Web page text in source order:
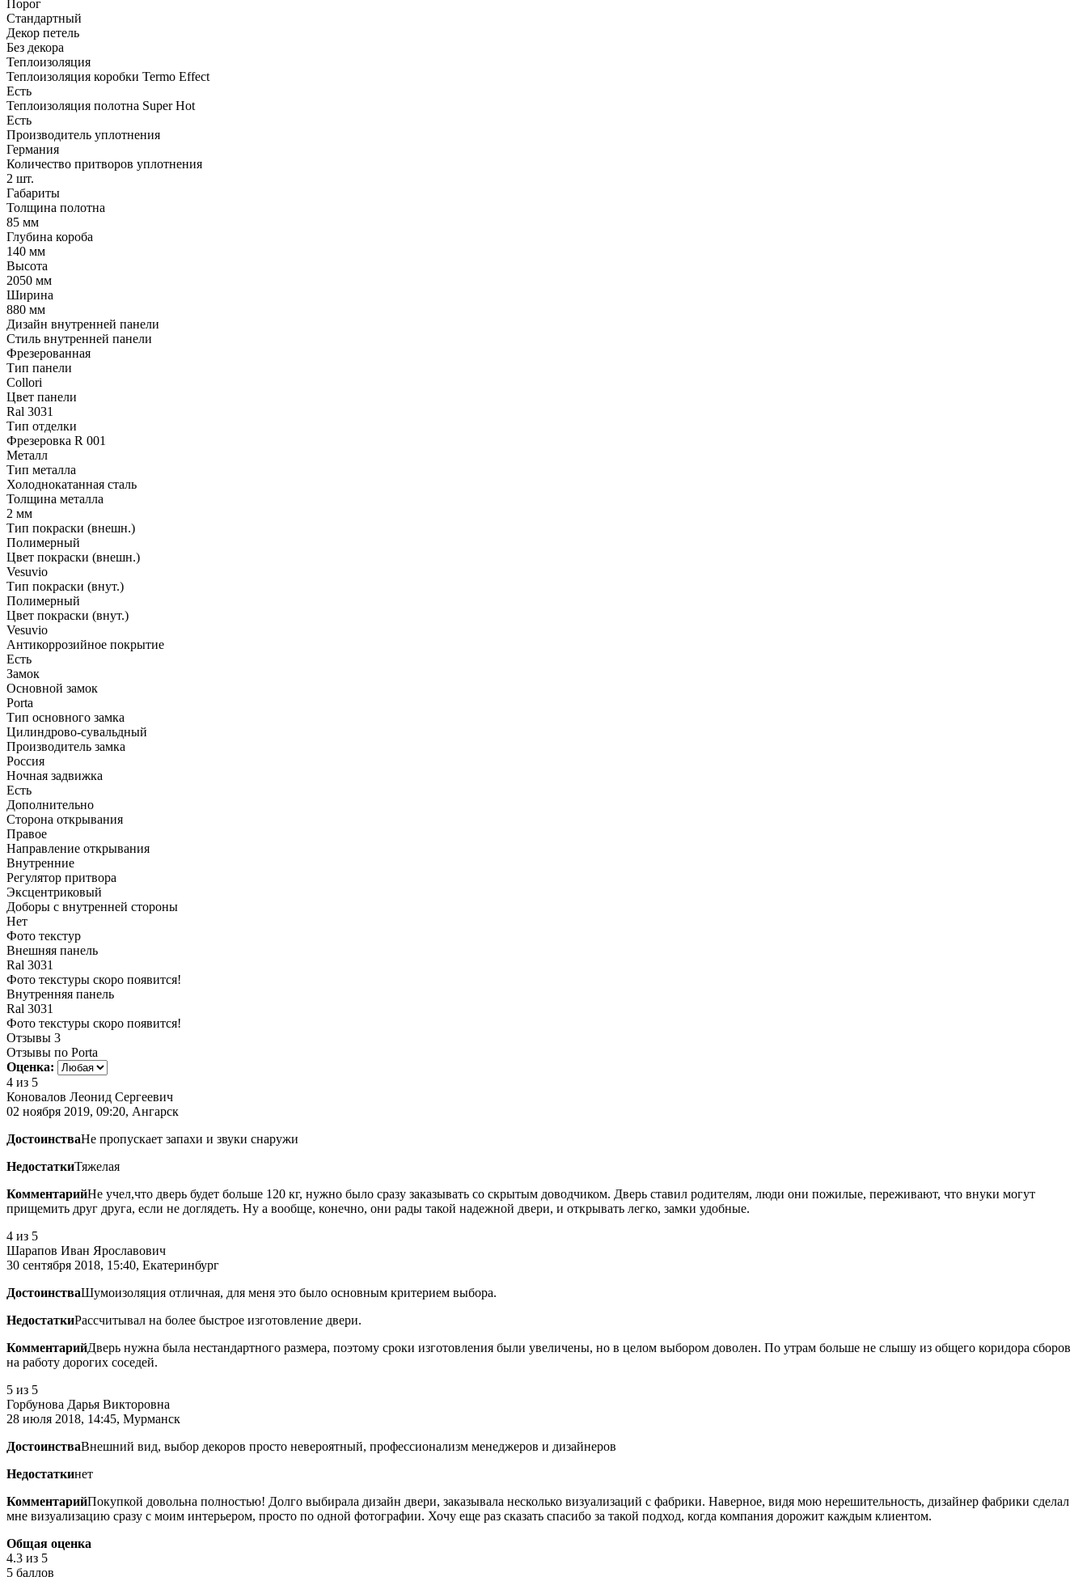
Порог
Стандартный
Декор петель
Без декора
Теплоизоляция
Теплоизоляция коробки Termo Effect
Есть
Теплоизоляция полотна Super Нot
Есть
Производитель уплотнения
Германия
Количество притворов уплотнения
2 шт.
Габариты
Толщина полотна
85 мм
Глубина короба
140 мм
Высота
2050 мм
Ширина
880 мм
Дизайн внутренней панели
Стиль внутренней панели
Фрезерованная
Тип панели
Collori
Цвет панели
Ral 3031
Тип отделки
Фрезеровка R 001
Металл
Тип металла
Холоднокатанная сталь
Толщина металла
2 мм
Тип покраски (внешн.)
Полимерный
Цвет покраски (внешн.)
Vesuvio
Тип покраски (внут.)
Полимерный
Цвет покраски (внут.)
Vesuvio
Антикоррозийное покрытие
Есть
Замок
Основной замок
Porta
Тип основного замка
Цилиндрово-сувальдный
Производитель замка
Россия
Ночная задвижка
Есть
Дополнительно
Сторона открывания
Правое
Направление открывания
Внутренние
Регулятор притвора
Эксцентриковый
Доборы с внутренней стороны
Нет
Фото текстур
Внешняя панель
Ral 3031
Фото текстуры скоро появится!
Внутренняя панель
Ral 3031
Фото текстуры скоро появится!
Отзывы 3
Отзывы по Porta
Оценка:
4 из 5
Коновалов Леонид Сергеевич
02 ноября 2019, 09:20, Ангарск
ДостоинстваНе пропускает запахи и звуки снаружи
НедостаткиТяжелая
КомментарийНе учел,что дверь будет больше 120 кг, нужно было сразу заказывать со скрытым доводчиком. Дверь ставил родителям, люди они пожилые, переживают, что внуки могут
прищемить друг друга, если не доглядеть. Ну а вообще, конечно, они рады такой надежной двери, и открывать легко, замки удобные.
4 из 5
Шарапов Иван Ярославович
30 сентября 2018, 15:40, Екатеринбург
ДостоинстваШумоизоляция отличная, для меня это было основным критерием выбора.
НедостаткиРассчитывал на более быстрое изготовление двери.
КомментарийДверь нужна была нестандартного размера, поэтому сроки изготовления были увеличены, но в целом выбором доволен. По утрам больше не слышу из общего коридора сборов
на работу дорогих соседей.
5 из 5
Горбунова Дарья Викторовна
28 июля 2018, 14:45, Мурманск
ДостоинстваВнешний вид, выбор декоров просто невероятный, профессионализм менеджеров и дизайнеров
Недостаткинет
КомментарийПокупкой довольна полностью! Долго выбирала дизайн двери, заказывала несколько визуализаций с фабрики. Наверное, видя мою нерешительность, дизайнер фабрики сделал
мне визуализацию сразу с моим интерьером, просто по одной фотографии. Хочу еще раз сказать спасибо за такой подход, когда компания дорожит каждым клиентом.
Общая оценка
4.3 из 5
5 баллов